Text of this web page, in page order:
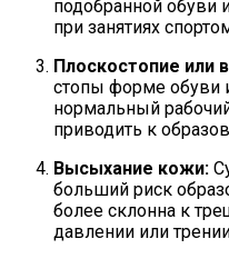
подобранной обуви
при занятиях
Плоскостопие или
стопы форме обуви
нормальный
приводить к
Высыхание кожи:
больший риск
более склонна к
давлении или